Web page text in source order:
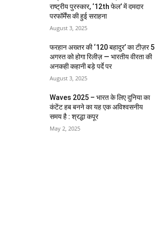
राष्ट्रीय पुरस्कार, ‘12th फेल’ में दमदार
परफॉर्मेंस की हुई सराहना
August 3, 2025
फरहान अख्तर की ‘120 बहादुर’ का टीज़र 5
अगस्त को होगा रिलीज़ — भारतीय वीरता की
अनकही कहानी बड़े पर्दे पर
August 3, 2025
Waves 2025 – भारत के लिए दुनिया का
कंटेंट हब बनने का यह एक अविश्वसनीय
समय है : श्रद्धा कपूर
May 2, 2025